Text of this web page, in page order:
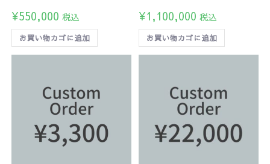
¥550,000 税込
お買い物カゴに追加
¥1,100,000 税込
お買い物カゴに追加